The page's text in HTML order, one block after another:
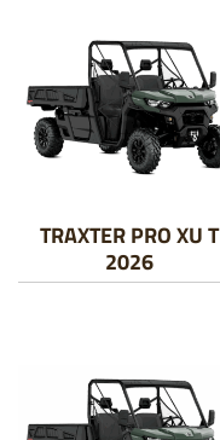
TRAXTER PRO XU T
2026